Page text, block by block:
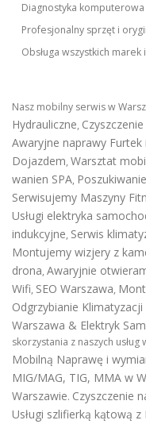
Diagnostyka
Profesjonalny sprzęt i
Obsługa wszystkich
Nasz mobilny serwis w
Hydrauliczne,
Awaryjne naprawy Furtek
Dojazdem, Warsztat
wanien SPA,
Serwisujemy Maszyny
Usługi elektryka
indukcyjne, Serwis
Montujemy wizjery z
drona, Awaryjnie
Wifi, SEO Warszawa,
Odgrzybianie
Warszawa & Elektryk
skorzystania z naszych
Mobilną Naprawę i
MIG/MAG, TIG, MMA w
Warszawie. Czyszczenie
Usługi szlifierką kątową